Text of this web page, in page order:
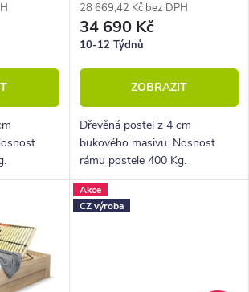
-
28 669,42 Kč bez DPH
34 690 Kč
10-12 Týdnů
ZOBRAZIT
Dřevěná postel z 4 cm
bukového masivu. Nosnost
rámu postele 400 Kg.
Povrchová úprava bezbarvým
lakem. Pevná dřevěná lišta pro
rošty.
Akce
CZ výroba